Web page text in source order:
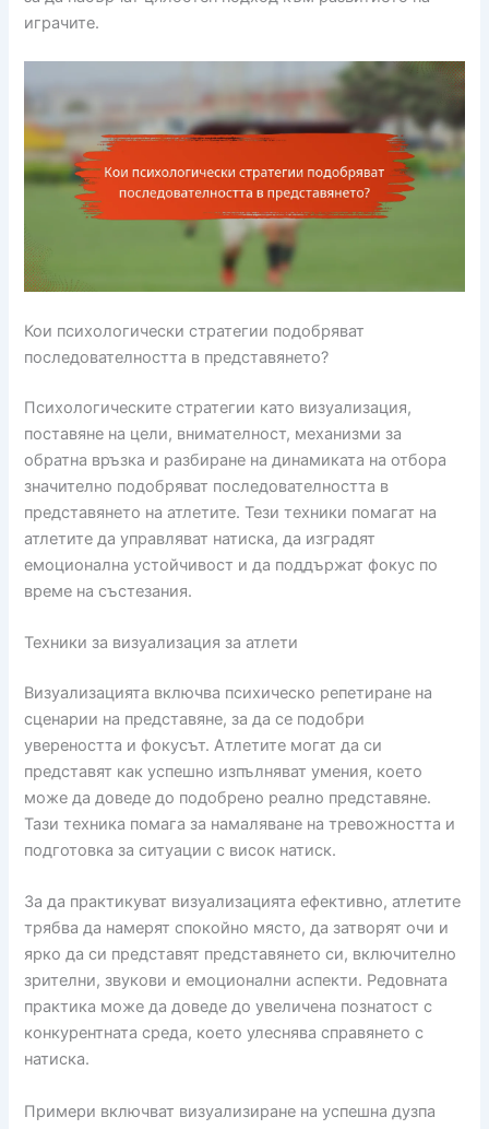
играчите.
Кои психологически стратегии подобряват
последователността в представянето?
Психологическите стратегии като визуализация,
поставяне на цели, внимателност, механизми за
обратна връзка и разбиране на динамиката на отбора
значително подобряват последователността в
представянето на атлетите. Тези техники помагат на
атлетите да управляват натиска, да изградят
емоционална устойчивост и да поддържат фокус по
време на състезания.
Техники за визуализация за атлети
Визуализацията включва психическо репетиране на
сценарии на представяне, за да се подобри
увереността и фокусът. Атлетите могат да си
представят как успешно изпълняват умения, което
може да доведе до подобрено реално представяне.
Тази техника помага за намаляване на тревожността и
подготовка за ситуации с висок натиск.
За да практикуват визуализацията ефективно, атлетите
трябва да намерят спокойно място, да затворят очи и
ярко да си представят представянето си, включително
зрителни, звукови и емоционални аспекти. Редовната
практика може да доведе до увеличена познатост с
конкурентната среда, което улеснява справянето с
натиска.
Примери включват визуализиране на успешна дузпа